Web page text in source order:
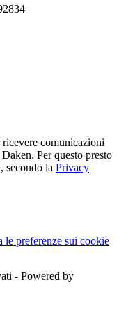
comunicazioni
Per questo presto
secondo la Privacy
le preferenze sui cookie
- Powered by